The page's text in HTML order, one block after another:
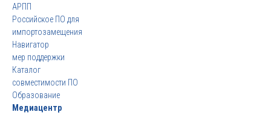
АРПП
Российское ПО для
импортозамещения
Навигатор
мер поддержки
Каталог
совместимости ПО
Образование
Медиацентр